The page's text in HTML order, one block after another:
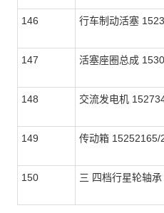
146 行车制动活塞
147 活塞座圈总成
148 交流发电机
149 传动箱
150 三 四档行星轮轴